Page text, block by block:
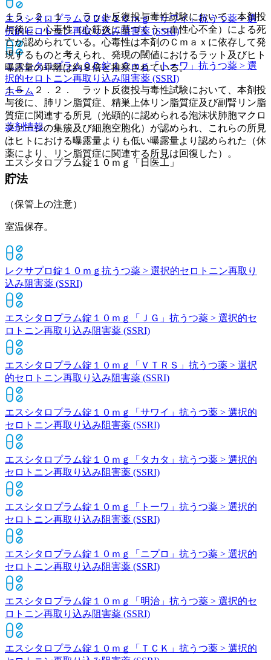
エスシタロプラムＯＤ錠１０ｍｇ「サワイ」抗うつ薬 > 選
択的セロトニン再取り込み阻害薬 (SSRI)
エスシタロプラムＯＤ錠１０ｍｇ「トーワ」 抗うつ薬 > 選
択的セロトニン再取り込み阻害薬 (SSRI)
ホーム
薬剤情報
エスシタロプラム錠１０ｍｇ「日医工」
１５．２．１． ラット反復投与毒性試験において、本剤投
与後に、心毒性（心筋炎に基づくうっ血性心不全）による死
亡が認められている。心毒性は本剤のＣｍａｘに依存して発
現するものと考えられ、発現の閾値におけるラット及びヒト
曝露量の乖離は約８倍と推察されている。
１５．２．２． ラット反復投与毒性試験において、本剤投
与後に、肺リン脂質症、精巣上体リン脂質症及び副腎リン脂
質症に関連する所見（光顕的に認められる泡沫状肺胞マクロ
ファージの集簇及び細胞空胞化）が認められ、これらの所見
はヒトにおける曝露量よりも低い曝露量より認められた（休
薬により、リン脂質症に関連する所見は回復した）。
貯法
（保管上の注意）
室温保存。
レクサプロ錠１０ｍｇ 抗うつ薬 > 選択的セロトニン再取り
込み阻害薬 (SSRI)
エスシタロプラム錠１０ｍｇ「ＪＧ」 抗うつ薬 > 選択的セ
ロトニン再取り込み阻害薬 (SSRI)
エスシタロプラム錠１０ｍｇ「ＶＴＲＳ」 抗うつ薬 > 選択
的セロトニン再取り込み阻害薬 (SSRI)
エスシタロプラム錠１０ｍｇ「サワイ」 抗うつ薬 > 選択的
セロトニン再取り込み阻害薬 (SSRI)
エスシタロプラム錠１０ｍｇ「タカタ」 抗うつ薬 > 選択的
セロトニン再取り込み阻害薬 (SSRI)
エスシタロプラム錠１０ｍｇ「トーワ」 抗うつ薬 > 選択的
セロトニン再取り込み阻害薬 (SSRI)
エスシタロプラム錠１０ｍｇ「ニプロ」 抗うつ薬 > 選択的
セロトニン再取り込み阻害薬 (SSRI)
エスシタロプラム錠１０ｍｇ「明治」 抗うつ薬 > 選択的セ
ロトニン再取り込み阻害薬 (SSRI)
エスシタロプラム錠１０ｍｇ「ＴＣＫ」 抗うつ薬 > 選択的